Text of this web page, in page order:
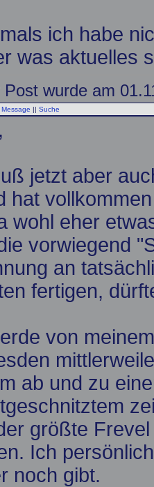
ich habe
was aktuelles
Post wurde am
|| Suche
jetzt aber
hat
wohl eher
vorwiegend
an
fertigen,
von
ab und zu
größte
Ich
noch gibt.